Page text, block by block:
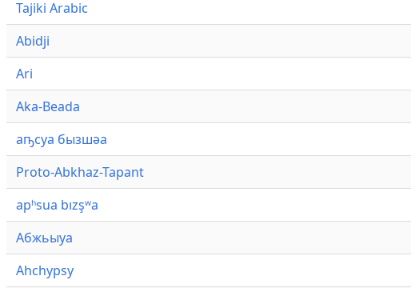
Tajiki Arabic
Abidji
Ari
Aka-Beada
аҧсуа бызшәа
Proto-Abkhaz-Tapant
apʰsua bızşʷa
Абжьыуа
Ahchypsy